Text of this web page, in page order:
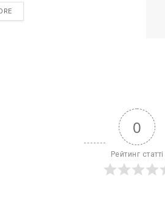
DETAILS
0
Рейтинг статті